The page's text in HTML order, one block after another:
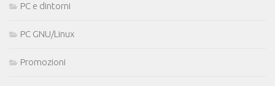
PC e dintorni
PC GNU/Linux
Promozioni